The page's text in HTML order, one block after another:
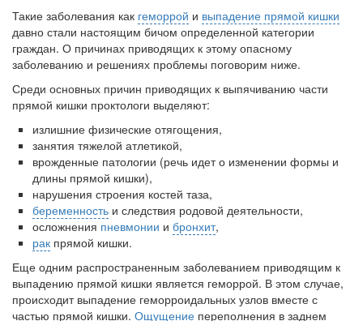
надзору в сфере
здравоохранения озвучила
тревожную статистику. Она
касаются увеличения риска
острой кардиотоксичности и
роста сопутствующих
Закон о праве родителей находиться с детьми в
реанимации внесен в Госдуму
Соответствующий
законопроект внесен в
рассмотрение. Суть его
заключается в
нахождении одного из
Такие заболевания как геморрой и выпадение прямой кишки
давно стали настоящим бичом определенной категории
граждан. О причинах приводящих к этому опасному
заболеванию и решениях проблемы поговорим ниже.
Среди основных причин приводящих к выпячиванию части
прямой кишки проктологи выделяют:
излишние физические отягощения,
занятия тяжелой атлетикой,
врожденные патологии (речь идет о изменении формы и
длины прямой кишки),
нарушения строения костей таза,
беременность и следствия родовой деятельности,
осложнения пневмонии и бронхит,
рак прямой кишки.
Еще одним распространенным заболеванием приводящим к
выпадению прямой кишки является геморрой. В этом случае,
происходит выпадение геморроидальных узлов вместе с
частью прямой кишки. Ощущение переполнения в заднем